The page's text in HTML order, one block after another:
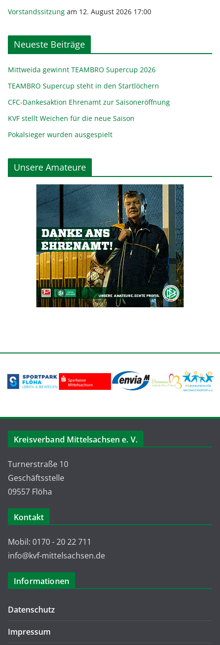
Vorstandssitzung am 12. August 2026 17:00
Neueste Beiträge
Mittweida gewinnt TEAMBRO Supercup 2026
TEAMBRO Supercup steht in den Startlöchern
CFC-Dankesaktion Ehrenamt zur Saisoneröffnung
KVF stellt Weichen für die neue Saison
Pokalsieger wurden ausgespielt
Unsere Amateure
Kreisverband Mittelsachsen e. V.
Turnerstraße 10
Geschäftsstelle
09557 Flöha
Kontakt
Mobil: 0170 - 20 22 711
info@kvf-mittelsachsen.de
Informationen
Datenschutz
Impressum